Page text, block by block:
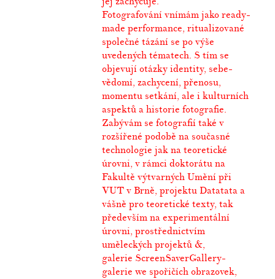
Fotografování vnímám jako ready-
made performance, ritualizované
společné tázání se po výše
uvedených tématech. S tím se
objevují otázky identity, sebe-
vědomí, zachycení, přenosu,
momentu setkání, ale i kulturních
aspektů a historie fotografie.
Zabývám se fotografií také v
rozšířené podobě na současné
technologie jak na teoretické
úrovni, v rámci doktorátu na
Fakultě výtvarných Umění při
VUT v Brně, projektu Datatataa
vášně pro teoretické texty, tak
především na experimentální
úrovni, prostřednictvím
uměleckých projektů &,
galerie ScreenSaverGallery-
galerie we spořičích obrazovek,